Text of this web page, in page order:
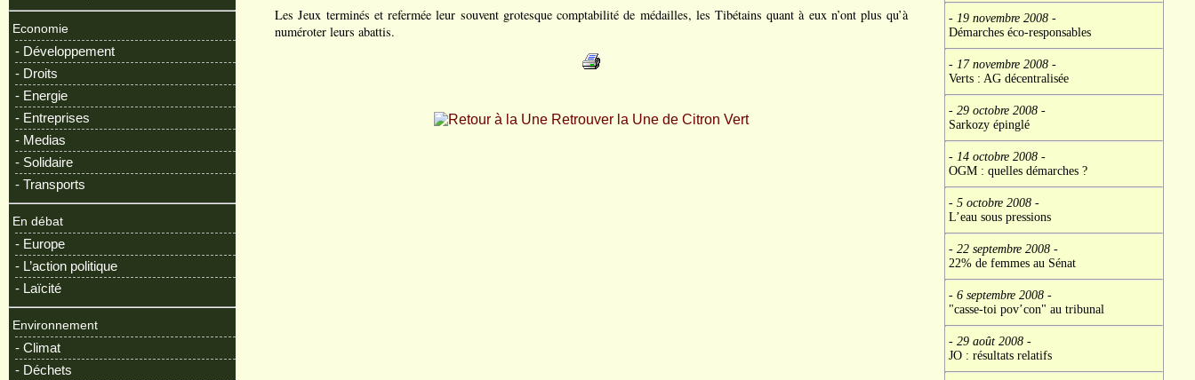
Economie
- Développement
- Droits
- Energie
- Entreprises
- Medias
- Solidaire
- Transports
En débat
- Europe
- L’action politique
- Laïcité
Environnement
- Climat
- Déchets
Les Jeux terminés et refermée leur souvent grotesque comptabilité de médailles, les Tibétains quant à eux n’ont plus qu’à
numéroter leurs abattis.
Retrouver la Une de Citron Vert
- 19 novembre 2008-
Démarches éco-responsables
- 17 novembre 2008-
Verts : AG décentralisée
- 29 octobre 2008-
Sarkozy épinglé
- 14 octobre 2008-
OGM : quelles démarches ?
- 5 octobre 2008-
L’eau sous pressions
- 22 septembre 2008-
22% de femmes au Sénat
- 6 septembre 2008-
"casse-toi pov’con" au tribunal
- 29 août 2008-
JO : résultats relatifs